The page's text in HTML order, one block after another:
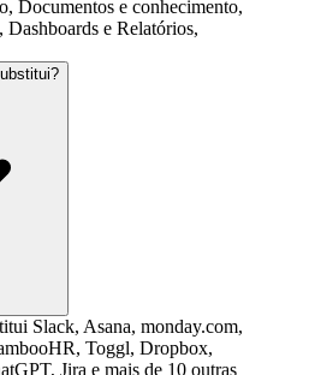
Documentos e conhecimento,
e Relatórios,
Slack, Asana, monday.com,
Toggl, Dropbox,
Jira e mais de 10 outras